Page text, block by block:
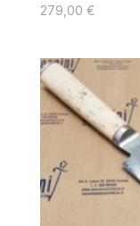
279,00 €